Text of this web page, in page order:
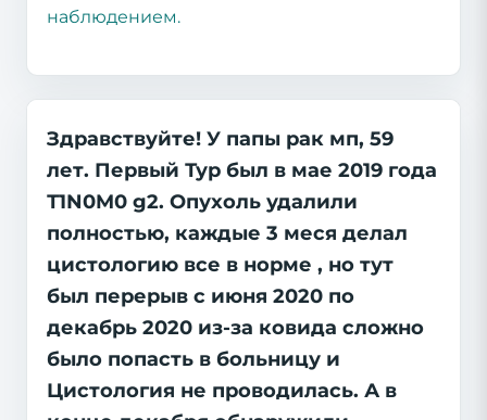
наблюдением.
Здравствуйте! У папы рак мп, 59
лет. Первый Тур был в мае 2019 года
Т1N0M0 g2. Опухоль удалили
полностью, каждые 3 меся делал
цистологию все в норме , но тут
был перерыв с июня 2020 по
декабрь 2020 из-за ковида сложно
было попасть в больницу и
Цистология не проводилась. А в